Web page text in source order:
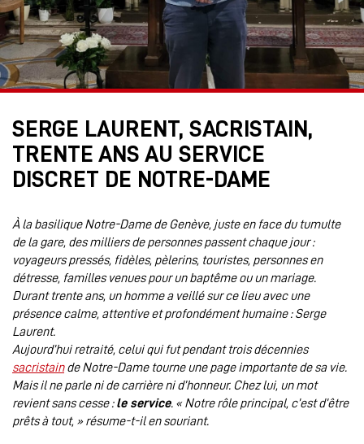
SERGE LAURENT, SACRISTAIN,
TRENTE ANS AU SERVICE
DISCRET DE NOTRE-DAME
À la basilique Notre-Dame de Genève, juste en face du tumulte
de la gare, des milliers de personnes passent chaque jour :
voyageurs pressés, fidèles, pèlerins, touristes, personnes en
détresse, familles venues pour un baptême ou un mariage.
Durant trente ans, un homme a veillé sur ce lieu avec une
présence calme, attentive et profondément humaine : Serge
Laurent.
Aujourd’hui retraité, celui qui fut pendant trois décennies
sacristainde Notre-Dame tourne une page importante de sa vie.
Mais il ne parle ni de carrière ni d’honneur. Chez lui, un mot
revient sans cesse :le service. « Notre rôle principal, c’est d’être
prêts à tout, » résume-t-il en souriant.